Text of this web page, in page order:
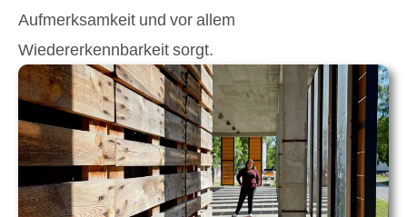
Aufmerksamkeit und vor allem
Wiedererkennbarkeit sorgt.